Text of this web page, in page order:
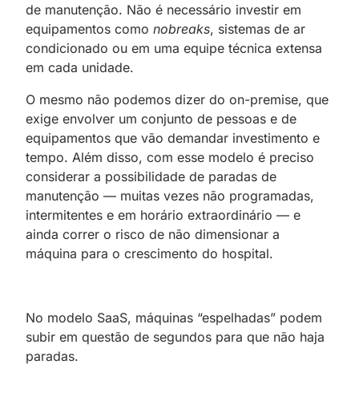
de manutenção. Não é necessário investir em
equipamentos como nobreaks, sistemas de ar
condicionado ou em uma equipe técnica extensa
em cada unidade.
O mesmo não podemos dizer do on-premise, que
exige envolver um conjunto de pessoas e de
equipamentos que vão demandar investimento e
tempo. Além disso, com esse modelo é preciso
considerar a possibilidade de paradas de
manutenção — muitas vezes não programadas,
intermitentes e em horário extraordinário — e
ainda correr o risco de não dimensionar a
máquina para o crescimento do hospital.
No modelo SaaS, máquinas “espelhadas” podem
subir em questão de segundos para que não haja
paradas.